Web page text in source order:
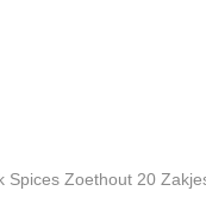
Spices Zoethout 20